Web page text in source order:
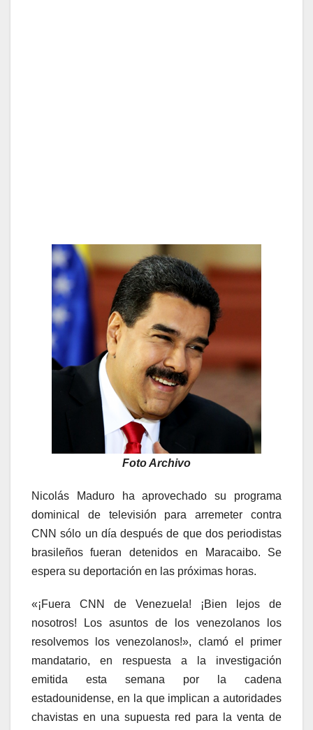
Foto Archivo
Nicolás Maduro ha aprovechado su programa
dominical de televisión para arremeter contra
CNN sólo un día después de que dos periodistas
brasileños fueran detenidos en Maracaibo. Se
espera su deportación en las próximas horas.
«¡Fuera CNN de Venezuela! ¡Bien lejos de
nosotros! Los asuntos de los venezolanos los
resolvemos los venezolanos!», clamó el primer
mandatario, en respuesta a la investigación
emitida esta semana por la cadena
estadounidense, en la que implican a autoridades
chavistas en una supuesta red para la venta de